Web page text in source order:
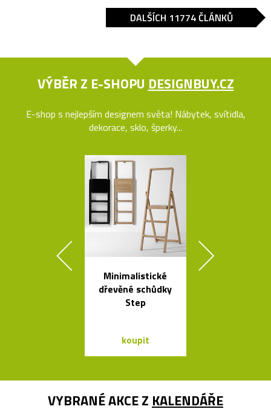
DALŠÍCH 11774 ČLÁNKŮ
VÝBĚR Z E-SHOPU DESIGNBUY.CZ
E-shop s nejlepším designem světa! Nábytek, svítidla,
dekorace, sklo, šperky...
Minimalistické
dřevěné schůdky
Step
koupit
VYBRANÉ AKCE Z KALENDÁŘE